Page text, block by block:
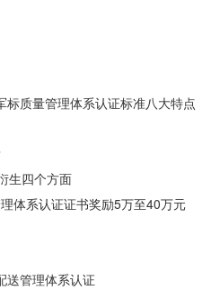
质量管理体系认证标准八大特点
生四个方面
体系认证证书奖励5万至40万元
送管理体系认证